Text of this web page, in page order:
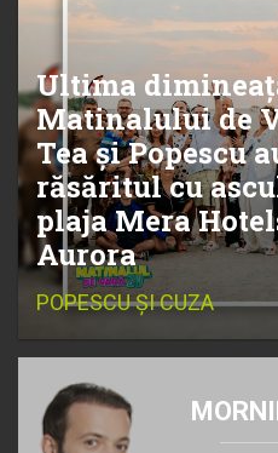
Ultima
Matinalului de
Tea și Popescu
răsăritul cu
plaja Mera
Aurora
POPESCU ȘI CUZA